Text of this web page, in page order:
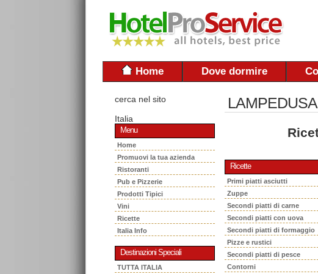
Home Dove dormire
cerca nel sito
Italia
Menu
Home
Promuovi la tua azienda
Ristoranti
Pub e Pizzerie
Prodotti Tipici
Vini
Ricette
Italia Info
Destinazioni Speciali
TUTTA ITALIA
Ricette
Primi piatti asciutti
Zuppe
Secondi piatti di carne
Secondi piatti con uova
Secondi piatti di formaggio
Pizze e rustici
Secondi piatti di pesce
Contorni